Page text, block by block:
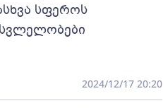
სფეროს
2024/12/17 20:20